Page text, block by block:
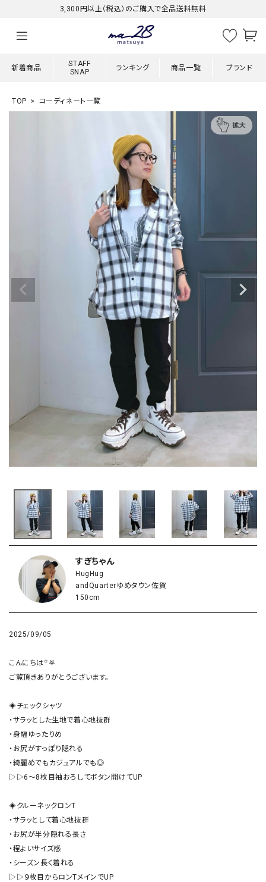
3,300円以上（税込）のご購入で全品送料無料
新着商品
STAFF
SNAP
ランキング 商品一覧 ブランド
TOP コーディネート一覧
すぎちゃん
HugHug
andQuarterゆめタウン佐賀
150cm
2025/09/05
こんにちは꙳𖤐
ご覧頂きありがとうございます。
◈チェックシャツ
・サラッとした生地で着心地抜群
・身幅ゆったりめ
・お尻がすっぽり隠れる
・綺麗めでもカジュアルでも◎
▷▷6〜8枚目袖おろしてボタン開けてUP
◈クルーネックロンT
・サラッとして着心地抜群
・お尻が半分隠れる長さ
・程よいサイズ感
・シーズン長く着れる
▷▷９枚目からロンTメインでUP